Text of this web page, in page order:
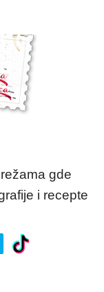
gde
i recepte